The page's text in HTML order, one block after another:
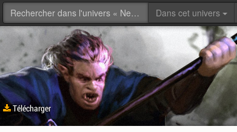
Dans cet univers
Télécharger